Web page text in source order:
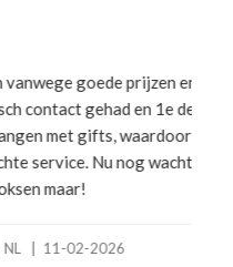
goede prijzen en
gehad en 1e deel
gifts, waardoor je
Nu nog wachten
2026